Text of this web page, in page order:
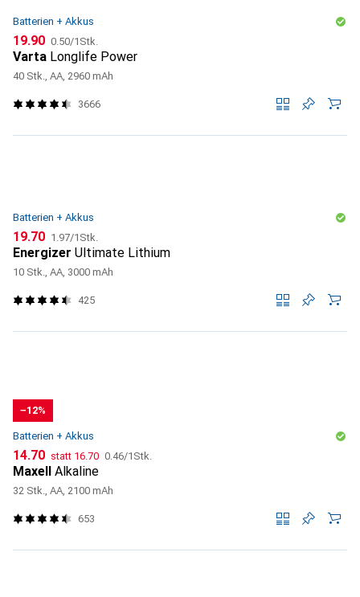
Batterien + Akkus
CHF
19.90 CHF
0.50/1Stk.
Varta Longlife Power
40 Stk., AA, 2960 mAh
3666
Batterien + Akkus
CHF
19.70 CHF
1.97/1Stk.
Energizer Ultimate Lithium
10 Stk., AA, 3000 mAh
425
−12%
Batterien + Akkus
CHF
14.70 statt CHF
16.70 CHF
0.46/1Stk.
Maxell Alkaline
32 Stk., AA, 2100 mAh
653